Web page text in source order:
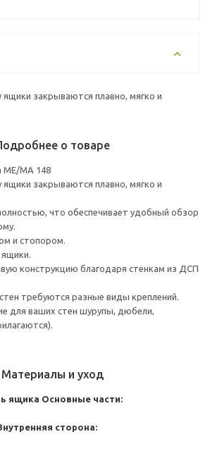
закрываются плавно, мягко и
о товаре
MA 148
закрываются плавно, мягко и
что обеспечивает удобный обзор
и стопором.
конструкцию благодаря стенкам из ДСП
требуются разные виды креплений.
для ваших стен шурупы, дюбели,
Материалы и уход
ящика Основные части:
сторона: